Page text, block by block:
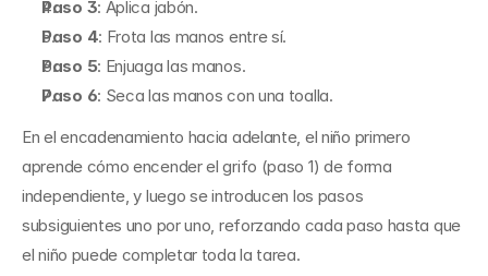
Paso 3: Aplica jabón.
Paso 4: Frota las manos entre sí.
Paso 5: Enjuaga las manos.
Paso 6: Seca las manos con una toalla.
En el encadenamiento hacia adelante, el niño primero
aprende cómo encender el grifo (paso 1) de forma
independiente, y luego se introducen los pasos
subsiguientes uno por uno, reforzando cada paso hasta que
el niño puede completar toda la tarea.